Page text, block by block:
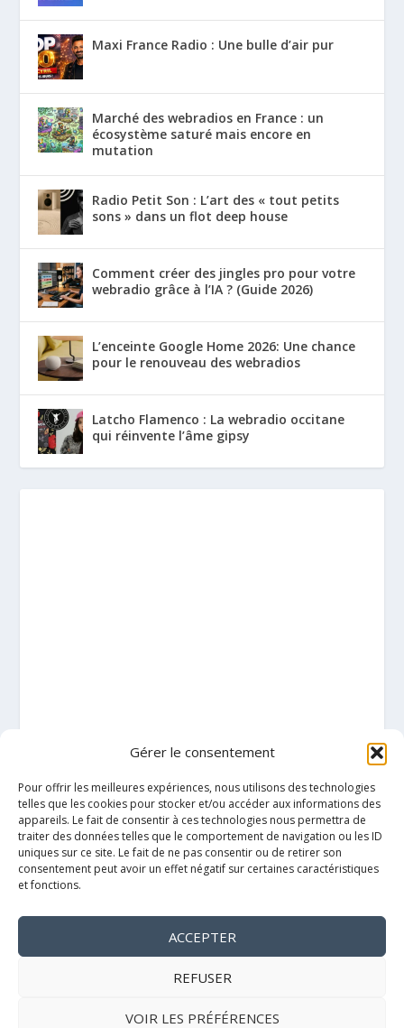
Gérer le consentement
Pour offrir les meilleures expériences, nous utilisons des technologies
telles que les cookies pour stocker et/ou accéder aux informations des
appareils. Le fait de consentir à ces technologies nous permettra de
traiter des données telles que le comportement de navigation ou les ID
uniques sur ce site. Le fait de ne pas consentir ou de retirer son
consentement peut avoir un effet négatif sur certaines caractéristiques
et fonctions.
ACCEPTER
REFUSER
VOIR LES PRÉFÉRENCES
Maxi France Radio : Une bulle d’air pur
Marché des webradios en France : un
écosystème saturé mais encore en
mutation
Radio Petit Son : L’art des « tout petits
sons » dans un flot deep house
Comment créer des jingles pro pour votre
webradio grâce à l’IA ? (Guide 2026)
L’enceinte Google Home 2026: Une chance
pour le renouveau des webradios
Latcho Flamenco : La webradio occitane
qui réinvente l’âme gipsy
Mentions légales
Politique de cookies